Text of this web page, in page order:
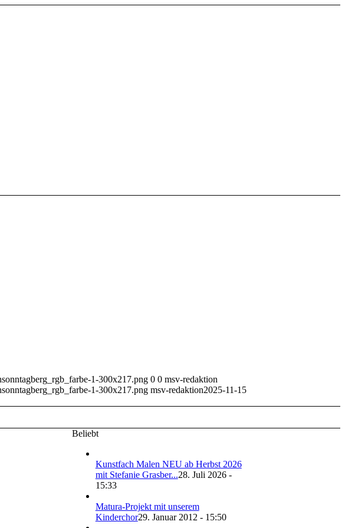
1-300x217.png 0 0 msv-redaktion
1-300x217.png msv-redaktion2025-11-15
Beliebt
Kunstfach Malen NEU ab Herbst 2026
mit Stefanie Grasber...28. Juli 2026 -
15:33
Matura-Projekt mit unserem
Kinderchor29. Januar 2012 - 15:50